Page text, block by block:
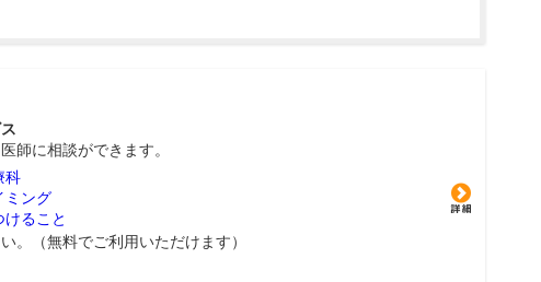
師に相談ができます。
科
ミング
ること
。（無料でご利用いただけます）